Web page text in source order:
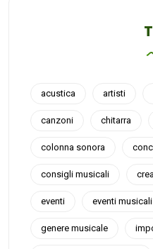
acustica artisti
canzoni chitarra
colonna sonora
consigli musicali
eventi eventi musicali
genere musicale